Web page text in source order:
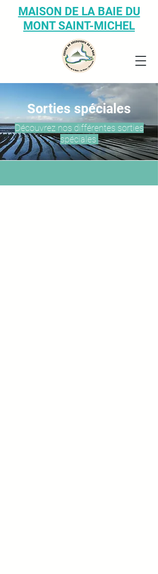
MAISON DE LA BAIE DU
MONT SAINT-MICHEL
Sorties spéciales
Découvrez nos différentes sorties
spéciales